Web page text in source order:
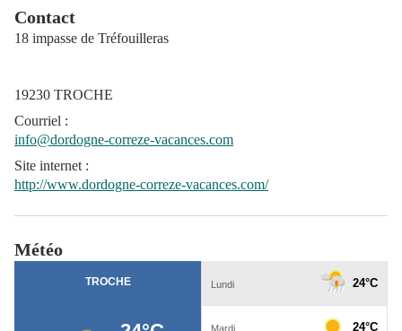
Contact
18 impasse de Tréfouilleras
19230 TROCHE
Courriel :
info@dordogne-correze-vacances.com
Site internet :
http://www.dordogne-correze-vacances.com/
Météo